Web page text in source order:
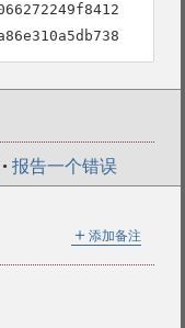
• 报告一个错误
＋ 添加备注